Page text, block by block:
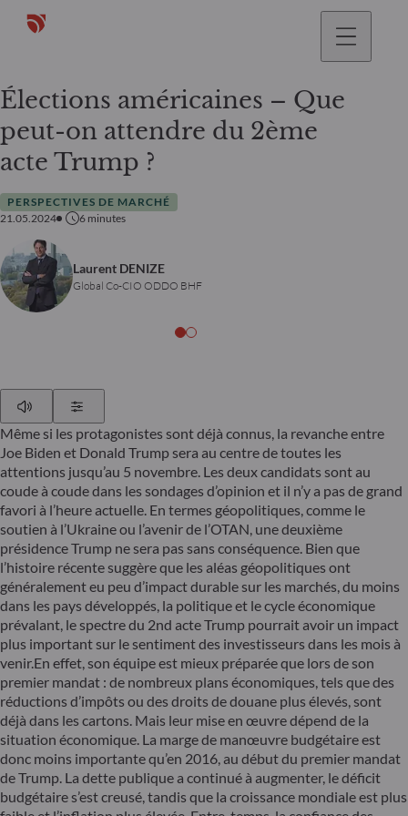
Élections américaines – Que
peut-on attendre du 2ème
acte Trump ?
PERSPECTIVES DE MARCHÉ
21.05.2024
6 minutes
Laurent DENIZE
Global Co-CIO ODDO BHF
Même si les protagonistes sont déjà connus, la revanche entre
Joe Biden et Donald Trump sera au centre de toutes les
attentions jusqu’au 5 novembre. Les deux candidats sont au
coude à coude dans les sondages d’opinion et il n’y a pas de grand
favori à l’heure actuelle. En termes géopolitiques, comme le
soutien à l’Ukraine ou l’avenir de l’OTAN, une deuxième
présidence Trump ne sera pas sans conséquence. Bien que
l’histoire récente suggère que les aléas géopolitiques ont
généralement eu peu d’impact durable sur les marchés, du moins
dans les pays développés, la politique et le cycle économique
prévalant, le spectre du 2nd acte Trump pourrait avoir un impact
plus important sur le sentiment des investisseurs dans les mois à
venir.En effet, son équipe est mieux préparée que lors de son
premier mandat : de nombreux plans économiques, tels que des
réductions d’impôts ou des droits de douane plus élevés, sont
déjà dans les cartons. Mais leur mise en œuvre dépend de la
situation économique. La marge de manœuvre budgétaire est
donc moins importante qu’en 2016, au début du premier mandat
de Trump. La dette publique a continué à augmenter, le déficit
budgétaire s’est creusé, tandis que la croissance mondiale est plus